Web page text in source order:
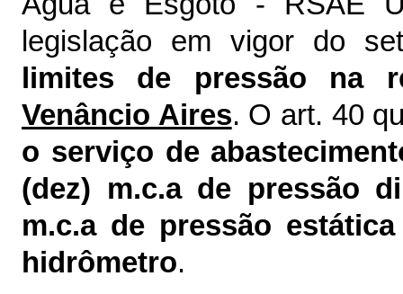
legislação em vigor do
limites de pressão na
Venâncio Aires. O art. 40
o serviço de
(dez) m.c.a de pressão
m.c.a de pressão
hidrômetro.